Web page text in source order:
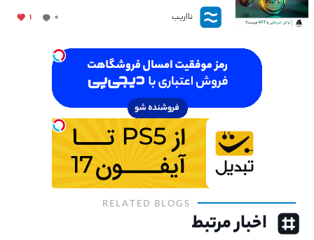
نااریب ۰ ۱
RELATED BLOGS
اخبار مرتبط